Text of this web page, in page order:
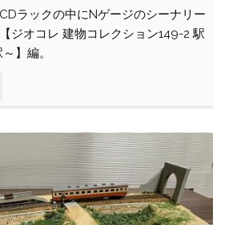
ラックの中にNゲージのシーナリー
ジオコレ 建物コレクション149-2 駅
】編。